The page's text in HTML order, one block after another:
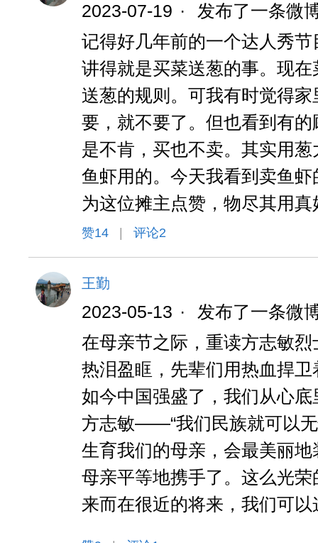
2023-07-19 ·
发布了一条微
记得好几年前的一个达人秀节
讲得就是买菜送葱的事。现
送葱的规则。可我有时觉得
要，就不要了。但也看到有
是不肯，买也不卖。其实用
鱼虾用的。今天我看到卖鱼
为这位摊主点赞，物尽其用真
赞14 评论2
王勤
2023-05-13 ·
发布了一条微
在母亲节之际，重读方志敏烈
热泪盈眶，先辈们用热血捍
如今中国强盛了，我们从心
方志敏——“我们民族就可以
生育我们的母亲，会最美丽
母亲平等地携手了。这么光
来而在很近的将来，我们可以